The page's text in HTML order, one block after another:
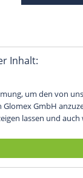
Inhalt:
um den von
GmbH
lassen und auch